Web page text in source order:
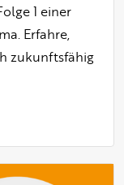
1 einer
Erfahre,
zukunftsfähig